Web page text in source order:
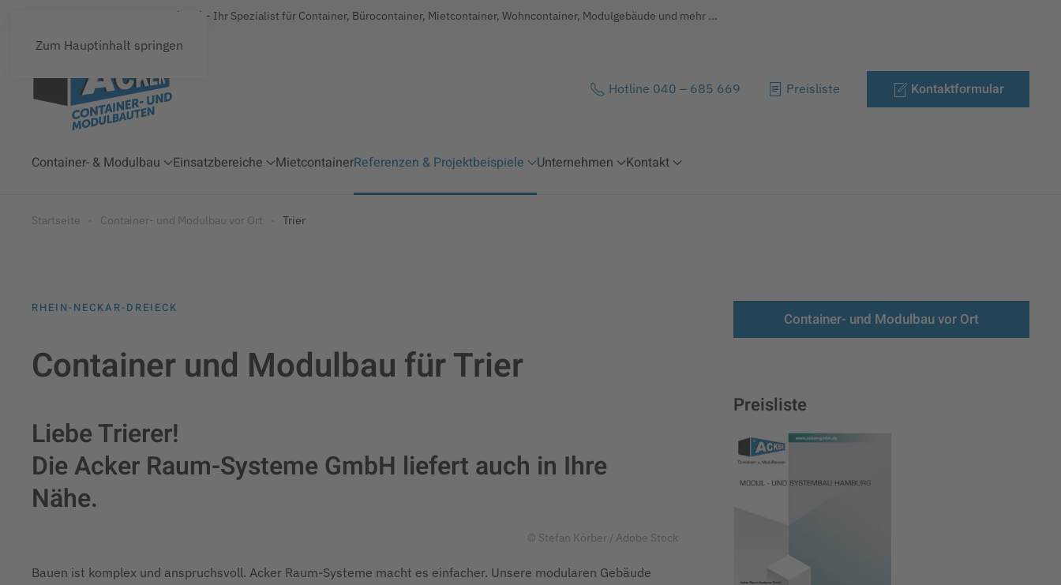
Zum Hauptinhalt springen
Acker Raum-Systeme GmbH (ARS) - Ihr Spezialist für Container, Bürocontainer, Mietcontainer, Wohncontainer, Modulgebäude und mehr ...
Hotline 040 – 685 669 Preisliste Kontaktformular
Container- & Modulbau Einsatzbereiche MietcontainerReferenzen & Projektbeispiele Unternehmen Kontakt
Startseite Container- und Modulbau vor Ort Trier
RHEIN-NECKAR-DREIECK
Container und Modulbau für Trier
Liebe Trierer!
Die Acker Raum-Systeme GmbH liefert auch in Ihre
Nähe.
© Stefan Körber / Adobe Stock
Bauen ist komplex und anspruchsvoll. Acker Raum-Systeme macht es einfacher. Unsere modularen Gebäude
Container- und Modulbau vor Ort
Preisliste